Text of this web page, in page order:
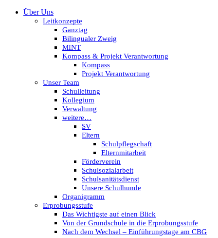
Über Uns
Leitkonzepte
Ganztag
Bilingualer Zweig
MINT
Kompass & Projekt Verantwortung
Kompass
Projekt Verantwortung
Unser Team
Schulleitung
Kollegium
Verwaltung
weitere…
SV
Eltern
Schulpflegschaft
Elternmitarbeit
Förderverein
Schulsozialarbeit
Schulsanitätsdienst
Unsere Schulhunde
Organigramm
Erprobungsstufe
Das Wichtigste auf einen Blick
Von der Grundschule in die Erprobungsstufe
Nach dem Wechsel – Einführungstage am CBG